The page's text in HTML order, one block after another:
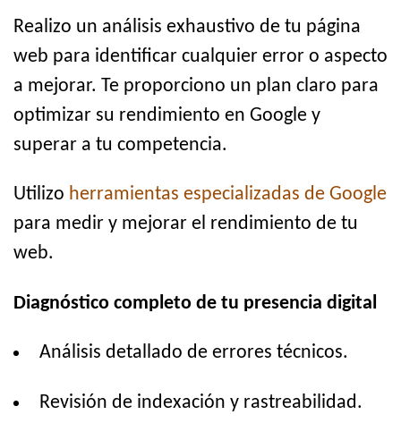
Realizo un análisis exhaustivo de tu página
web para identificar cualquier error o aspecto
a mejorar. Te proporciono un plan claro para
optimizar su rendimiento en Google y
superar a tu competencia.
Utilizo herramientas especializadas de Google
para medir y mejorar el rendimiento de tu
web.
Diagnóstico completo de tu presencia digital
Análisis detallado de errores técnicos.
Revisión de indexación y rastreabilidad.